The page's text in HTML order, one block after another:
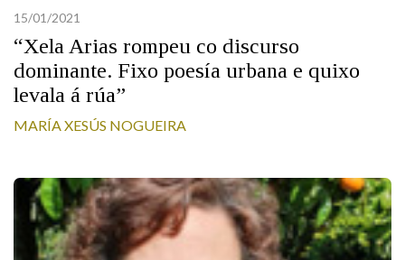
15/01/2021
“Xela Arias rompeu co discurso
dominante. Fixo poesía urbana e quixo
levala á rúa”
MARÍA XESÚS NOGUEIRA